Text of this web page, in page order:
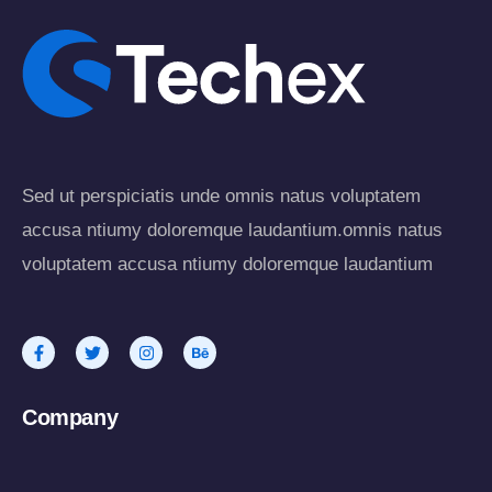
Sed ut perspiciatis unde omnis natus voluptatem
accusa ntiumy doloremque laudantium.omnis natus
voluptatem accusa ntiumy doloremque laudantium
Company